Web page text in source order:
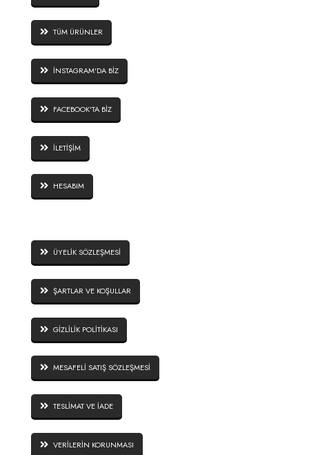
TÜM ÜRÜNLER
İNSTAGRAM'DA BİZ
FACEBOOK'TA BİZ
İLETİŞİM
HESABIM
ÜYELİK SÖZLEŞMESİ
ŞARTLAR VE KOŞULLAR
GİZLİLİK POLİTİKASI
MESAFELİ SATIŞ SÖZLEŞMESİ
TESLİMAT VE İADE
VERİLERİN KORUNMASI